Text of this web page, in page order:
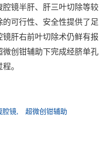
镜半肝、肝三叶切除等较
可行性、安全性提供了足
肝右前叶切除术仍鲜有报
创钳辅助下完成经脐单孔
。
腔镜, 超微创钳辅助